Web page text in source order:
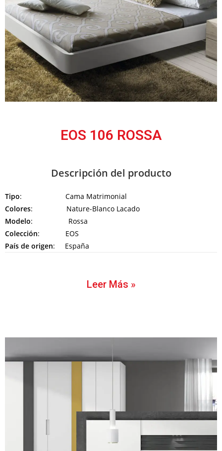
EOS 106 ROSSA
Descripción del producto
Tipo: Cama Matrimonial
Colores: Nature-Blanco Lacado
Modelo: Rossa
Colección: EOS
País de origen: España
Leer Más »